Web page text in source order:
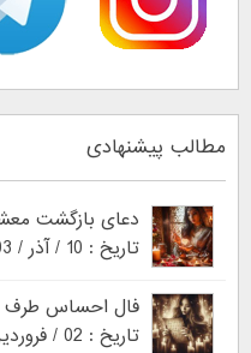
مطالب پیشنهادی
دعای بازگشت
تاریخ : 10 / آذر / 1403
فال احساس طرف
تاریخ : 02 / فروردین / 1403